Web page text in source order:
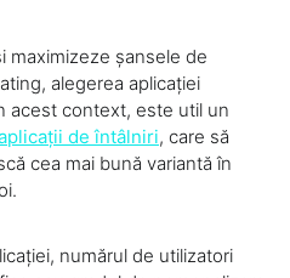
maximizeze șansele de
alegerea aplicației
acest context, este util un
de întâlniri, care să
cea mai bună variantă în
numărul de utilizatori